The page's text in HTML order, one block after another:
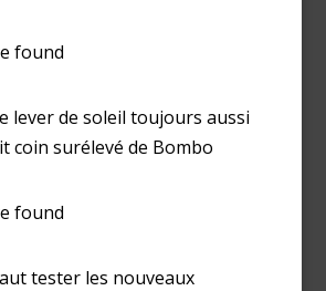
found
lever de soleil toujours aussi
coin surélevé de Bombo
found
tester les nouveaux